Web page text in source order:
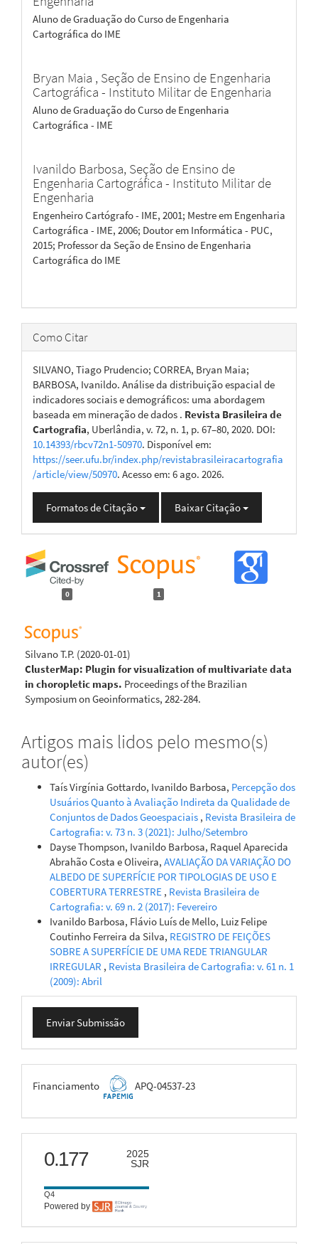
Aluno de Graduação do Curso de Engenharia
Cartográfica do IME
Bryan Maia , Seção de Ensino de Engenharia
Cartográfica - Instituto Militar de Engenharia
Aluno de Graduação do Curso de Engenharia
Cartográfica - IME
Ivanildo Barbosa, Seção de Ensino de
Engenharia Cartográfica - Instituto Militar de
Engenharia
Engenheiro Cartógrafo - IME, 2001; Mestre em Engenharia
Cartográfica - IME, 2006; Doutor em Informática - PUC,
2015; Professor da Seção de Ensino de Engenharia
Cartográfica do IME
Como Citar
SILVANO, Tiago Prudencio; CORREA, Bryan Maia;
BARBOSA, Ivanildo. Análise da distribuição espacial de
indicadores sociais e demográficos: uma abordagem
baseada em mineração de dados . Revista Brasileira de
Cartografia, Uberlândia, v. 72, n. 1, p. 67–80, 2020. DOI:
10.14393/rbcv72n1-50970. Disponível em:
https://seer.ufu.br/index.php/revistabrasileiracartografia
/article/view/50970. Acesso em: 6 ago. 2026.
Formatos de Citação Baixar Citação
0 1
Silvano T.P. (2020-01-01)
ClusterMap: Plugin for visualization of multivariate data
in choropletic maps. Proceedings of the Brazilian
Symposium on Geoinformatics, 282-284.
Artigos mais lidos pelo mesmo(s)
autor(es)
Taís Virgínia Gottardo, Ivanildo Barbosa, Percepção dos
Usuários Quanto à Avaliação Indireta da Qualidade de
Conjuntos de Dados Geoespaciais , Revista Brasileira de
Cartografia: v. 73 n. 3 (2021): Julho/Setembro
Dayse Thompson, Ivanildo Barbosa, Raquel Aparecida
Abrahão Costa e Oliveira, AVALIAÇÃO DA VARIAÇÃO DO
ALBEDO DE SUPERFÍCIE POR TIPOLOGIAS DE USO E
COBERTURA TERRESTRE , Revista Brasileira de
Cartografia: v. 69 n. 2 (2017): Fevereiro
Ivanildo Barbosa, Flávio Luís de Mello, Luiz Felipe
Coutinho Ferreira da Silva, REGISTRO DE FEIÇÕES
SOBRE A SUPERFÍCIE DE UMA REDE TRIANGULAR
IRREGULAR , Revista Brasileira de Cartografia: v. 61 n. 1
(2009): Abril
Enviar
Submissão
Enviar Submissão
FAPEMIG
Financiamento APQ-04537-23
scimago
0.177
2025
SJR
Q4
Powered by